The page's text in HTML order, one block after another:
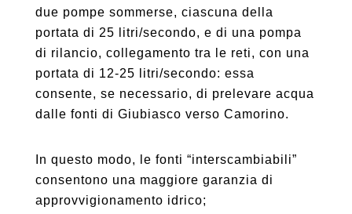
due pompe sommerse, ciascuna della
portata di 25 litri/secondo, e di una pompa
di rilancio, collegamento tra le reti, con una
portata di 12-25 litri/secondo: essa
consente, se necessario, di prelevare acqua
dalle fonti di Giubiasco verso Camorino.
In questo modo, le fonti “interscambiabili”
consentono una maggiore garanzia di
approvvigionamento idrico;